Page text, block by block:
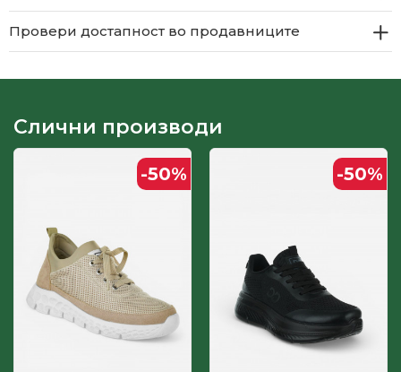
Провери достапност во продавниците
Слични производи
-50% -50%